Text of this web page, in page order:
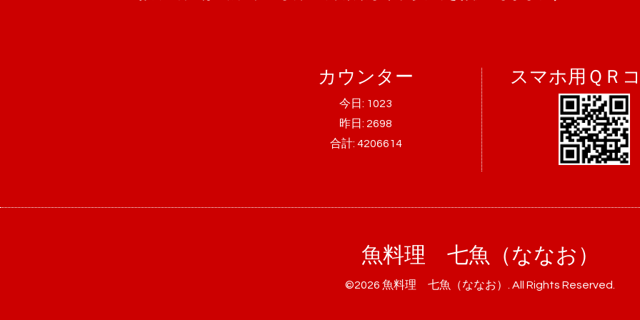
カウンター
今日: 1023
昨日: 2698
合計: 4206614
スマホ用ＱＲ
魚料理 七魚（ななお）
©2026 魚料理 七魚（ななお） . All Rights Reserved.